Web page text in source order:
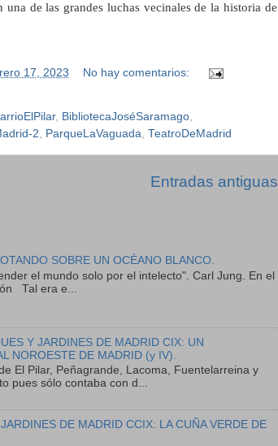
una de las grandes luchas vecinales de la historia de
17, 2023 No hay comentarios:
, BibliotecaJoséSaramago,
2 ParqueLaVaguada TeatroDeMadrid
Entradas antiguas
SOBRE UN OCÉANO BLANCO.
el mundo solo por el intelecto". Carl Jung. En el
Tal era e...
Y JARDINES DE MADRID CIX: UN
NOROESTE DE MADRID (y IV).
El Pilar, Peñagrande, Lacoma, Fuentelarreina y
pues sólo contaba con d...
DE MADRID CCIX: LA CUÑA VERDE DE